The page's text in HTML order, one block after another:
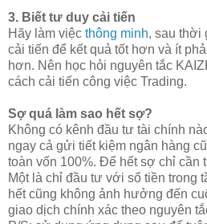
3. Biết tư duy cải tiến
Hãy làm việc thông minh, sau thời
cải tiến để kết quả tốt hơn và ít
hơn. Nên học hỏi nguyên tắc
cách cải tiến công việc Trading.
Sợ quá làm sao hết sợ?
Không có kênh đầu tư tài chính
ngay cả gửi tiết kiệm ngân hàng
toàn vốn 100%. Để hết sợ chỉ cần
Một là chỉ đầu tư với số tiền trong
hết cũng không ảnh hưởng đến
giao dịch chính xác theo nguyên